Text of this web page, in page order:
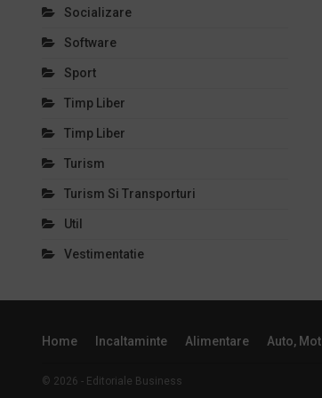
Socializare
Software
Sport
Timp Liber
Timp Liber
Turism
Turism Si Transporturi
Util
Vestimentatie
Home Incaltaminte Alimentare Auto,
© 2026 - Editoriale Business